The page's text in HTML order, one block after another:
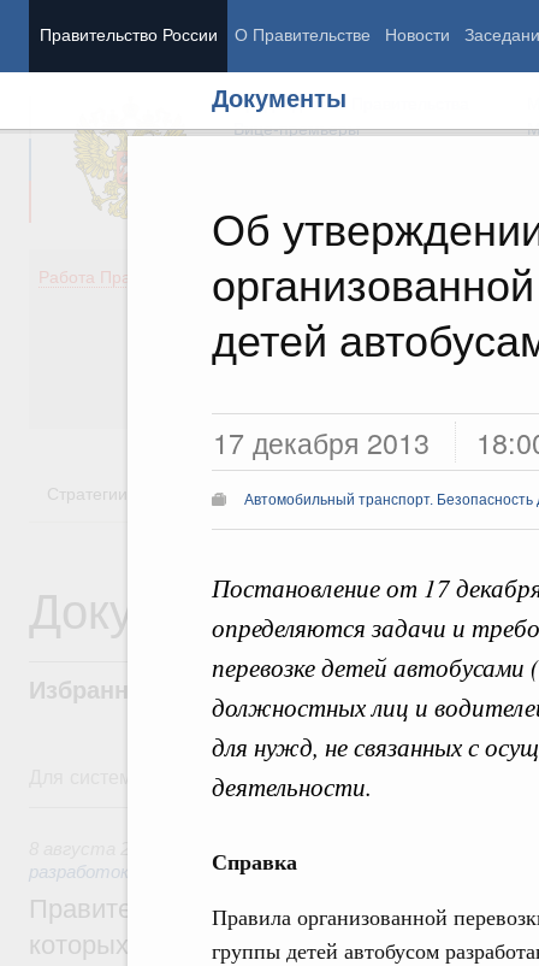
Правительство России О Правительстве Новости
Документы
Об
детей
17 декабря 2013
Автомобильный транспорт.
Постановление от 17
определяются задачи и
перевозке детей автобусами
должностных лиц и
для нужд, не связанных с
деятельности.
Справка
Правила организованной
группы детей автобусом
Председатель Правительства
Вице-премьеры
Работа Правительства
Демография
Здоровье
Образование
Культура
Стратегии Государственные программы
Документы
Избранные документы со справками к
Для системного поиска перейдите в раздел "Поиск по
разработок
Правительство расширило перечень
которых освобождаются от НДФЛ